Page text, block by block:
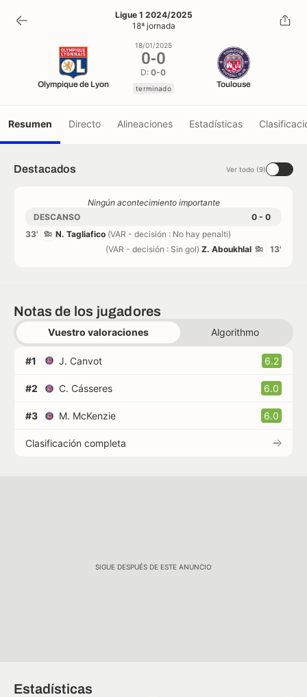
0-0
terminado
Ligue 1 2024/2025
18ª jornada
Olympique de Lyon
18/01/2025
0-0
D:0-0
terminado Toulouse
Resumen Directo Alineaciones Estadísticas
Destacados Ver todo (9)
Ningún acontecimiento importante
DESCANSO
0 - 0
33'
N. Tagliafico (VAR - decisión : No hay penalti)
13'
(VAR - decisión : Sin gol) Z. Aboukhlal
Notas de los jugadores
Vuestro valoraciones Algorithmo
#1 J. Canvot 6.2
#2 C. Cásseres 6.0
#3 M. McKenzie 6.0
Clasificación completa
SIGUE DESPUÉS DE ESTE ANUNCIO
Estadísticas